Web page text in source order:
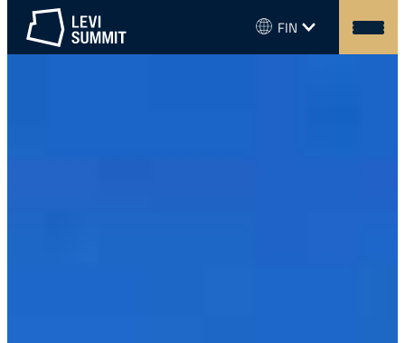
Siirry
sisältöön
Levi
Kielivalikko
FIN